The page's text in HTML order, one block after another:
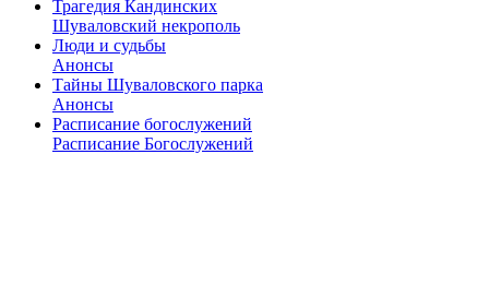
Трагедия Кандинских
Шуваловский некрополь
Люди и судьбы
Анонсы
Тайны Шуваловского парка
Анонсы
Расписание богослужений
Расписание Богослужений